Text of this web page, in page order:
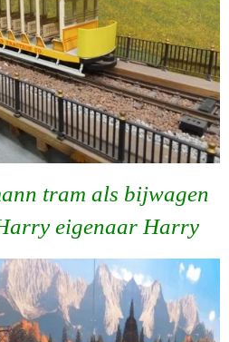
tram als bijwagen
eigenaar Harry